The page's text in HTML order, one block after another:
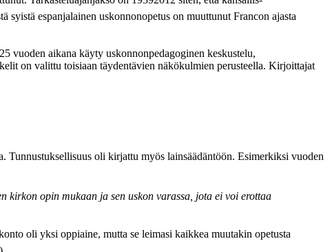
espanjalainen uskonnonopetus on muuttunut Francon ajasta
vuoden aikana käyty uskonnonpedagoginen keskustelu,
on valittu toisiaan täydentävien näkökulmien perusteella. Kirjoittajat
Tunnustuksellisuus oli kirjattu myös lainsäädäntöön. Esimerkiksi vuoden
kirkon opin mukaan ja sen uskon varassa, jota ei voi erottaa
oli yksi oppiaine, mutta se leimasi kaikkea muutakin opetusta